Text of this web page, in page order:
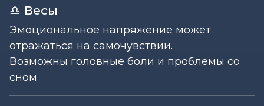
♎ Весы
Эмоциональное напряжение может
отражаться на самочувствии.
Возможны головные боли и проблемы со
сном.